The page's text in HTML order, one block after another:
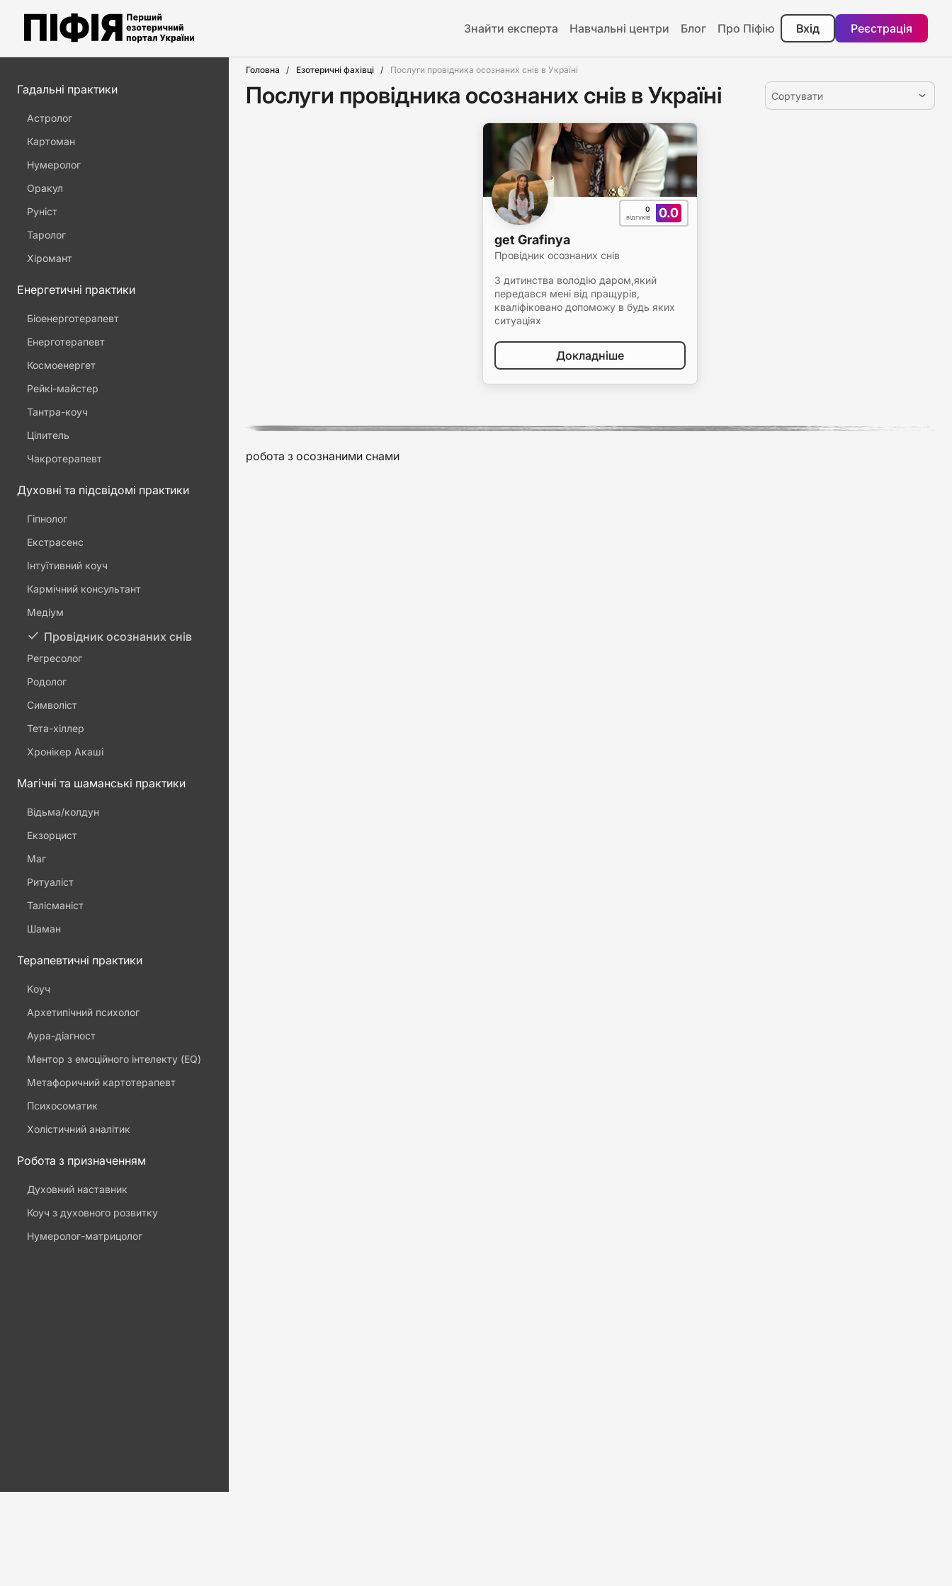
Знайти експерта Навчальні центри Блог Про Піфію Вхід Реєстрація
Головна Езотеричні фахівці Послуги провідника осознаних снів в Україні
Послуги провідника осознаних снів в Україні Сортувати
0.0
0
відгуків
get Grafinya
Провідник осознаних снів
З дитинства володію даром,який
передався мені від пращурів,
кваліфіковано допоможу в будь яких
ситуаціях
Докладніше
робота з осознаними снами
Гадальні практики
Астролог
Картоман
Нумеролог
Оракул
Руніст
Таролог
Хіромант
Енергетичні практики
Біоенерготерапевт
Енерготерапевт
Космоенергет
Рейкі-майстер
Тантра-коуч
Цілитель
Чакротерапевт
Духовні та підсвідомі практики
Гіпнолог
Екстрасенс
Інтуїтивний коуч
Кармічний консультант
Медіум
Провідник осознаних снів
Регресолог
Родолог
Символіст
Тета-хіллер
Хронікер Акаші
Магічні та шаманські практики
Відьма/колдун
Екзорцист
Маг
Ритуаліст
Талісманіст
Шаман
Терапевтичні практики
Kоуч
Архетипічний психолог
Аура-діагност
Ментор з емоційного інтелекту (EQ)
Метафоричний картотерапевт
Психосоматик
Холістичний аналітик
Робота з призначенням
Духовний наставник
Коуч з духовного розвитку
Нумеролог-матрицолог